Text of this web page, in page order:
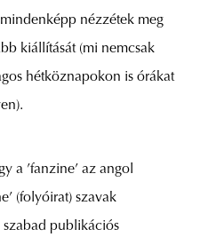
nézzétek meg
kiállítását (mi nemcsak
hétköznapokon is órákat
a ’fanzine’ az angol
(folyóirat) szavak
szabad publikációs